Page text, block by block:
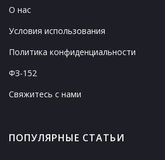
О нас
Условия использования
Политика конфиденциальности
ФЗ-152
Свяжитесь с нами
ПОПУЛЯРНЫЕ СТАТЬИ